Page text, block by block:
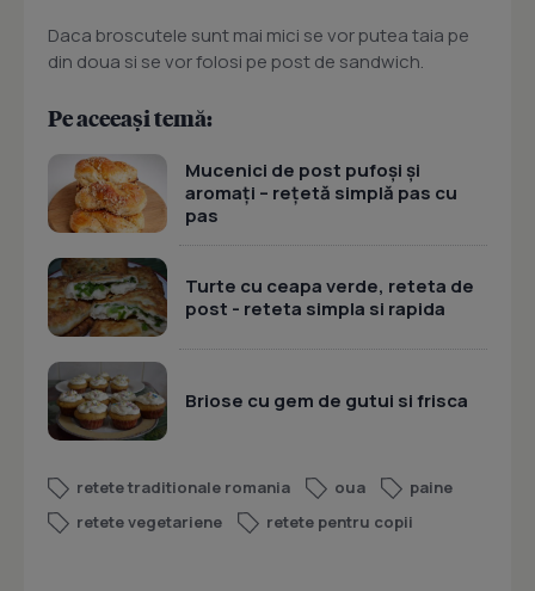
Daca broscutele sunt mai mici se vor putea taia pe
din doua si se vor folosi pe post de sandwich.
Pe aceeași temă:
Mucenici de post pufoși și
aromați – rețetă simplă pas cu
pas
Turte cu ceapa verde, reteta de
post - reteta simpla si rapida
Briose cu gem de gutui si frisca
retete traditionale romania oua
paine
retete vegetariene
retete pentru copii